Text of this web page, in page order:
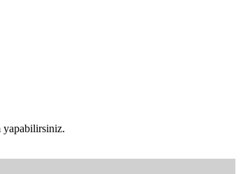
yapabilirsiniz.